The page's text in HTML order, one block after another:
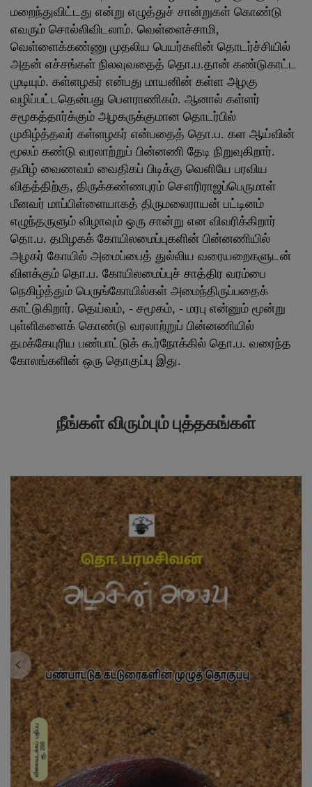
மறைந்துவிட்டது என்று எழுத்துச் சான்றுகள் கொண்டு
எவரும் சொல்லிவிடலாம். வெள்ளைச்சாமி,
வெள்ளைக்கண்ணு முதலிய பெயர்களின் தொடர்ச்சியில்
அதன் எச்சங்கள் நிலவுவதைத் தொ.ப.தான் கண்டுகாட்ட
முடியும். கள்ளழகர் என்பது மாயனின் கள்ள அழகு
வழிப்பட்டதென்பது பௌராணிகம். ஆனால் கள்ளர்
சமூகத்தார்க்கும் அழகருக்குமான தொடர்பில்
முகிழ்த்தவர் கள்ளழகர் என்பதைத் தொ.ப. கள ஆய்வின்
மூலம் கண்டு வரலாற்றுப் பின்னணி தேடி நிறுவுகிறார்.
தமிழ் வைணவம் வைதிகப் பிடிக்கு வெளியே பரவிய
விதத்திற்கு, திருக்கண்ணபுரம் சௌரிராஜப்பெருமாள்
மீனவர் மாப்பிள்ளையாகத் திருமலைராயன் பட்டினம்
எழுந்தருளும் விழாவும் ஒரு சான்று என விவரிக்கிறார்
தொ.ப. தமிழகக் கோயிலமைப்புகளின் பின்னணியில்
அழகர் கோயில் அமைப்பைத் துல்லிய வரையறைகளுடன்
விளக்கும் தொ.ப. கோயிலமைப்புச் சாத்திர வரம்பை
நெகிழ்த்தும் பெருங்கோயில்கள் அமைந்திருப்பதைக்
காட்டுகிறார். தெய்வம், - சமூகம், - மரபு என்னும் மூன்று
புள்ளிகளைக் கொண்டு வரலாற்றுப் பின்னணியில்
தமக்கேயுரிய பண்பாட்டுக் கூர்நோக்கில் தொ.ப. வரைந்த
கோலங்களின் ஒரு தொகுப்பு இது.
நீங்கள் விரும்பும் புத்தகங்கள்